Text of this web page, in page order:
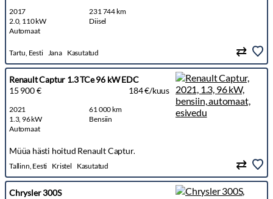
2017
231 744 km
2.0, 110 kW
Diisel
Automaat
Tartu, Eesti Jana Kasutatud
Renault Captur 1.3 TCe 96 kW EDC
15 900 €
184 €/kuus
2021
61 000 km
1.3, 96 kW
Bensiin
Automaat
Müüa hästi hoitud Renault Captur.
Tallinn, Eesti Kristel Kasutatud
Chrysler 300S